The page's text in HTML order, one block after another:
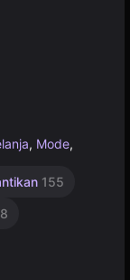
, Mode,
155